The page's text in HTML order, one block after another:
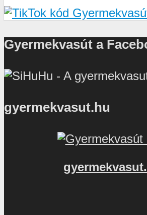
Gyermekvasút a
gyermekvasut.hu